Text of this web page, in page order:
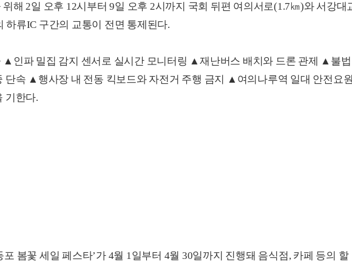
해 2일 오후 12시부터 9일 오후 2시까지 국회 뒤편 여의서로(1.7㎞)와 서강대
하류IC 구간의 교통이 전면 통제된다.
▲인파 밀집 감지 센서로 실시간 모니터링 ▲재난버스 배치와 드론 관제 ▲불법
단속 ▲행사장 내 전동 킥보드와 자전거 주행 금지 ▲여의나루역 일대 안전요원
기한다.
포 봄꽃 세일 페스타’가 4월 1일부터 4월 30일까지 진행돼 음식점, 카페 등의 할